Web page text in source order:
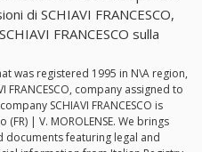
di SCHIAVI FRANCESCO,
FRANCESCO sulla
was registered 1995 in N\A region,
FRANCESCO, company assigned to
SCHIAVI FRANCESCO is
| V. MOROLENSE. We brings
featuring legal and